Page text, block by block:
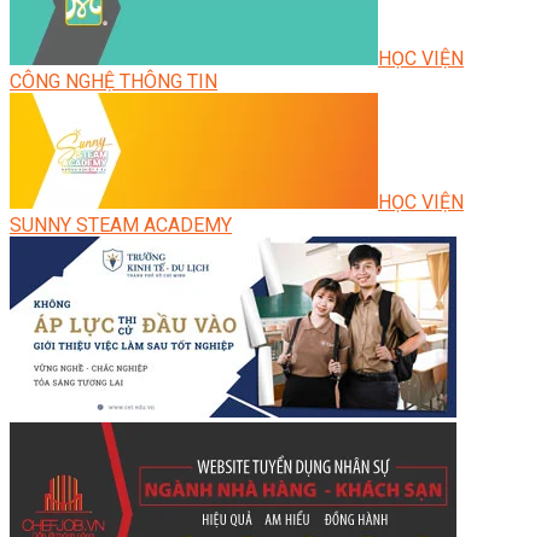
HỌC VIỆN
CÔNG NGHỆ THÔNG TIN
HỌC VIỆN
SUNNY STEAM ACADEMY